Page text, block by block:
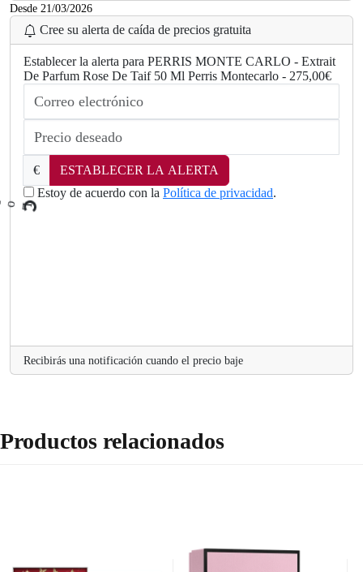
Desde 21/03/2026
Cree su alerta de caída de precios gratuita
Establecer la alerta para PERRIS MONTE CARLO - Extrait
De Parfum Rose De Taif 50 Ml Perris Montecarlo - 275,00€
€
ESTABLECER LA ALERTA
Estoy de acuerdo con la Política de privacidad.
L
o
.
Recibirás una notificación cuando el precio baje
Productos relacionados